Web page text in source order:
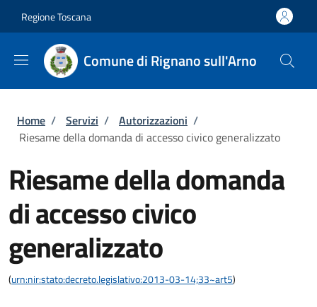
Regione Toscana
Comune di Rignano sull'Arno
Briciole di pane
Home / Servizi / Autorizzazioni /
Riesame della domanda di accesso civico generalizzato
Riesame della domanda
di accesso civico
generalizzato
(urn:nir:stato:decreto.legislativo:2013-03-14;33~art5)